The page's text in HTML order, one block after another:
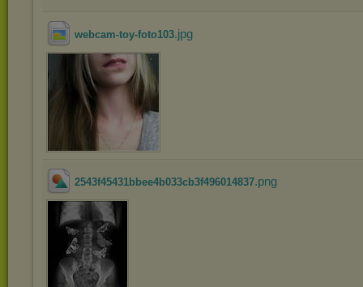
webcam-toy-foto103.jpg
2543f45431bbee4b033cb3f496014837.png